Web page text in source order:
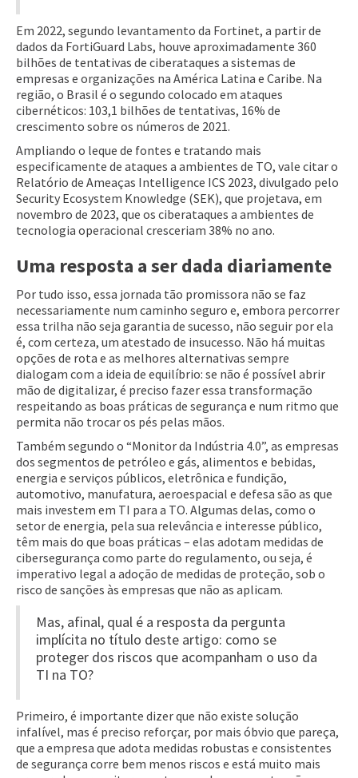
Em 2022, segundo levantamento da Fortinet, a partir de
dados da FortiGuard Labs, houve aproximadamente 360
bilhões de tentativas de ciberataques a sistemas de
empresas e organizações na América Latina e Caribe. Na
região, o Brasil é o segundo colocado em ataques
cibernéticos: 103,1 bilhões de tentativas, 16% de
crescimento sobre os números de 2021.
Ampliando o leque de fontes e tratando mais
especificamente de ataques a ambientes de TO, vale citar o
Relatório de Ameaças Intelligence ICS 2023, divulgado pelo
Security Ecosystem Knowledge (SEK), que projetava, em
novembro de 2023, que os ciberataques a ambientes de
tecnologia operacional cresceriam 38% no ano.
Uma resposta a ser dada diariamente
Por tudo isso, essa jornada tão promissora não se faz
necessariamente num caminho seguro e, embora percorrer
essa trilha não seja garantia de sucesso, não seguir por ela
é, com certeza, um atestado de insucesso. Não há muitas
opções de rota e as melhores alternativas sempre
dialogam com a ideia de equilíbrio: se não é possível abrir
mão de digitalizar, é preciso fazer essa transformação
respeitando as boas práticas de segurança e num ritmo que
permita não trocar os pés pelas mãos.
Também segundo o “Monitor da Indústria 4.0”, as empresas
dos segmentos de petróleo e gás, alimentos e bebidas,
energia e serviços públicos, eletrônica e fundição,
automotivo, manufatura, aeroespacial e defesa são as que
mais investem em TI para a TO. Algumas delas, como o
setor de energia, pela sua relevância e interesse público,
têm mais do que boas práticas – elas adotam medidas de
cibersegurança como parte do regulamento, ou seja, é
imperativo legal a adoção de medidas de proteção, sob o
risco de sanções às empresas que não as aplicam.
Mas, afinal, qual é a resposta da pergunta
implícita no título deste artigo: como se
proteger dos riscos que acompanham o uso da
TI na TO?
Primeiro, é importante dizer que não existe solução
infalível, mas é preciso reforçar, por mais óbvio que pareça,
que a empresa que adota medidas robustas e consistentes
de segurança corre bem menos riscos e está muito mais